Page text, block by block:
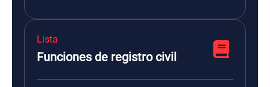
Lista
Funciones de registro civil